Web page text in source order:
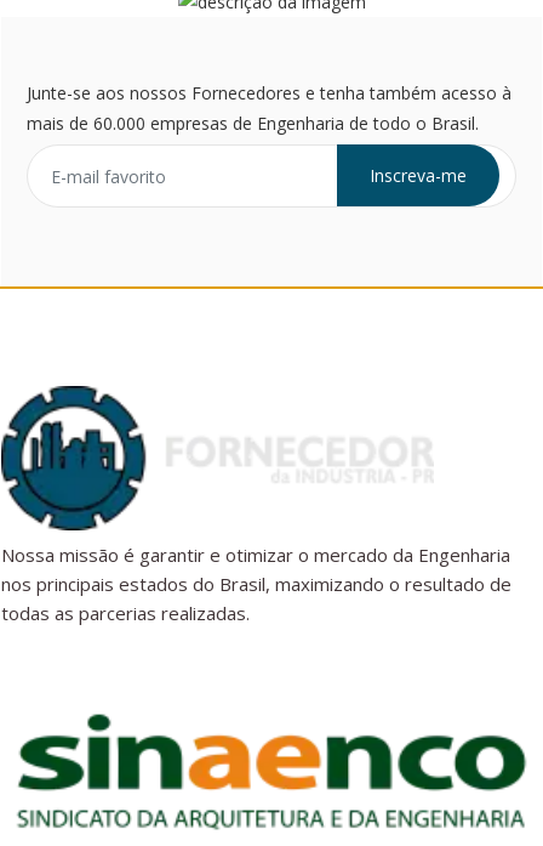
Junte-se aos nossos Fornecedores e tenha também acesso à
mais de 60.000 empresas de Engenharia de todo o Brasil.
Inscreva-me
Nossa missão é garantir e otimizar o mercado da Engenharia
nos principais estados do Brasil, maximizando o resultado de
todas as parcerias realizadas.